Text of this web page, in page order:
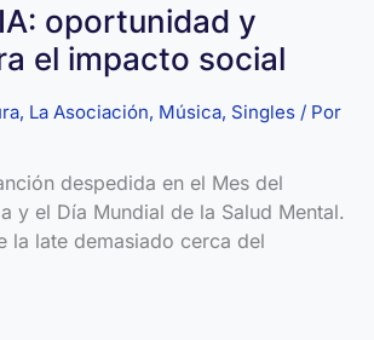
oportunidad y
el impacto social
, La Asociación, Música, Singles / Por
despedida en el Mes del
y el Día Mundial de la Salud Mental.
la late demasiado cerca del